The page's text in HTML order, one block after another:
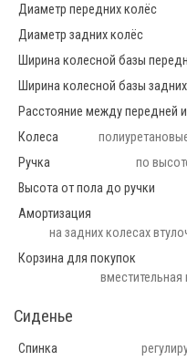
Диаметр передних колёс
Диаметр задних колёс
Ширина колесной базы
Ширина колесной базы
Расстояние между передней
Колеса
Ручка
по
Высота от пола до ручки
Амортизация
на задних колесах
Корзина для покупок
Сиденье
Спинка